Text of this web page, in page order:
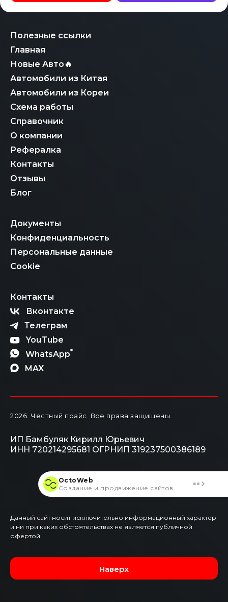
Полезные ссылки
Главная
Новые Авто🔥
Автомобили из Китая
Автомобили из Кореи
Схема работы
Справочник
О компании
Рефералка
Контакты
Отзывы
Блог
Документы
Конфиденциальность
Персональные данные
Cookie
Контакты
Вконтакте
Телеграм
YouTube
WhatsApp*
MAX
2026 . Честный прайс. Все права защищены.
ИП Бамбуляк Кирилл Юрьевич
ИНН 720214295681 ОГРНИП 319237500386189
Данный сайт носит исключительно информационный характер
и ни при каких обстоятельствах не является публичной
офертой
Наверх
OctoWeb
Создание и продвижение сайтов